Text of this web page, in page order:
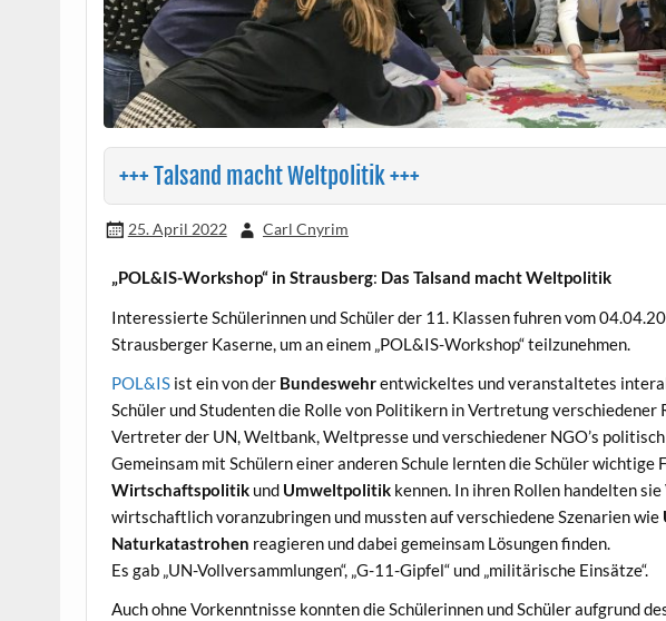
+++ Talsand macht Weltpolitik +++
25. April 2022 Carl Cnyrim
„POL&IS-Workshop“ in Strausberg: Das Talsand macht Weltpolitik
Interessierte Schülerinnen und Schüler der 11. Klassen fuhren vom
Strausberger Kaserne, um an einem „POL&IS-Workshop“ teilzunehmen.
POL&IS ist ein von der Bundeswehrentwickeltes und veranstaltetes
Schüler und Studenten die Rolle von Politikern in Vertretung verschiedener
Vertreter der UN, Weltbank, Weltpresse und verschiedener NGO’s
Gemeinsam mit Schülern einer anderen Schule lernten die Schüler wichtige
Wirtschaftspolitik und Umweltpolitik kennen. In ihren Rollen handelten
wirtschaftlich voranzubringen und mussten auf verschiedene Szenarien wie
Naturkatastrohen reagieren und dabei gemeinsam Lösungen finden.
Es gab „UN-Vollversammlungen“, „G-11-Gipfel“ und „militärische Einsätze“.
Auch ohne Vorkenntnisse konnten die Schülerinnen und Schüler aufgrund